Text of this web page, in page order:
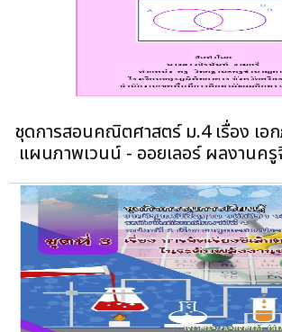
ชุดการสอนคณิตศาสตร์ ม.4 เรื่อง เอ
แผนภาพเวนน์ - ออยเลอร์ ผลงานค